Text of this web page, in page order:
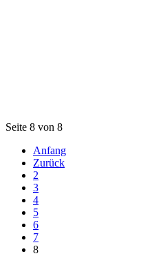
Seite 8 von 8
Anfang
Zurück
2
3
4
5
6
7
8